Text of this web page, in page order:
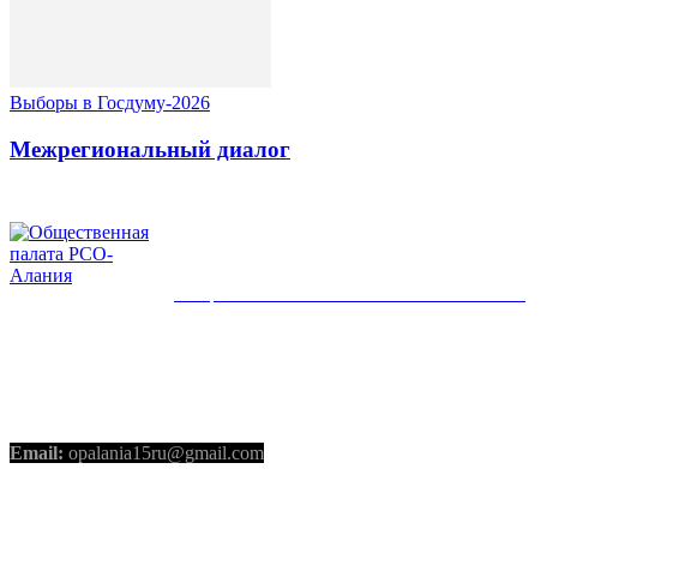
Выборы в Госдуму-2026
Межрегиональный диалог
Email: opalania15ru@gmail.com